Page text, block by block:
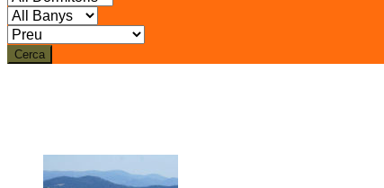
Cerca